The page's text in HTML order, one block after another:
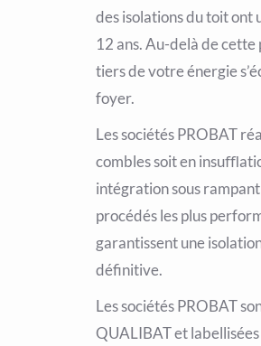
des isolations du toit ont
12 ans. Au-delà de cette
tiers de votre énergie
foyer.
Les sociétés PROBAT
combles soit en
intégration sous
procédés les plus
garantissent une
définitive.
Les sociétés PROBAT
QUALIBAT et labellisées